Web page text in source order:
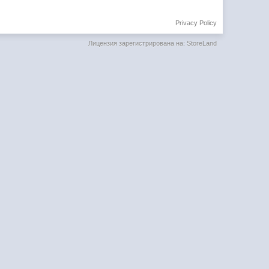
Privacy Policy
Лицензия зарегистрирована на: StoreLand